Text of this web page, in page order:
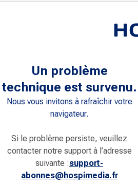
Un problème
technique est survenu.
Nous vous invitons à rafraîchir votre
navigateur.
Si le problème persiste, veuillez
contacter notre support à l’adresse
suivante :support-
abonnes@hospimedia.fr